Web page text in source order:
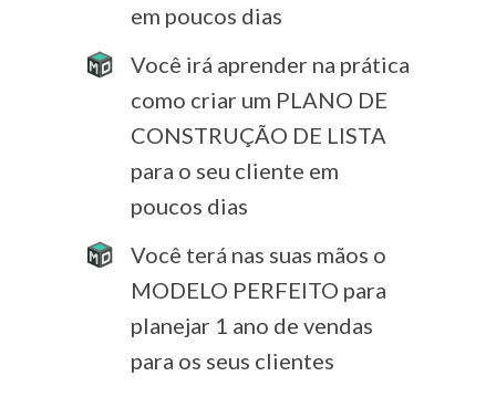
em poucos dias
Você irá aprender na prática
como criar um PLANO DE
CONSTRUÇÃO DE LISTA
para o seu cliente em
poucos dias
Você terá nas suas mãos o
MODELO PERFEITO para
planejar 1 ano de vendas
para os seus clientes